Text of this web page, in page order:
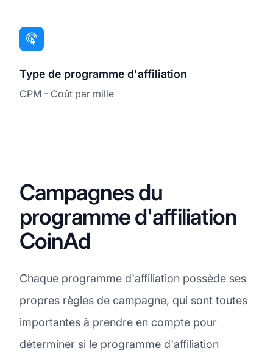
Type de programme d'affiliation
CPM - Coût par mille
Campagnes du
programme d'affiliation
CoinAd
Chaque programme d'affiliation possède ses
propres règles de campagne, qui sont toutes
importantes à prendre en compte pour
déterminer si le programme d'affiliation